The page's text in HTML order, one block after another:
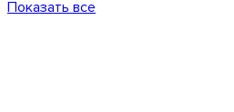
Показать все